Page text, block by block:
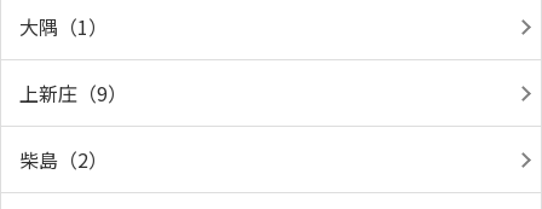
大隅（1）
上新庄（9）
柴島（2）